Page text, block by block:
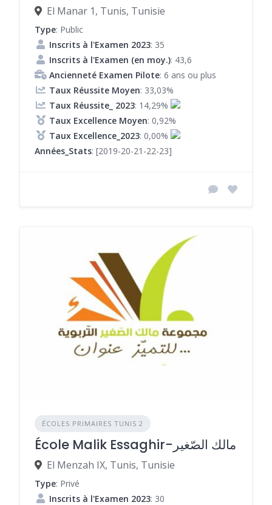
El Manar 1, Tunis, Tunisie
Type: Public
Inscrits à l'Examen 2023: 35
Inscrits à l'Examen (en moy.): 43,6
Ancienneté Examen Pilote: 6 ans ou plus
Taux Réussite Moyen: 33,03%
Taux Réussite_ 2023: 14,29%
Taux Excellence Moyen: 0,92%
Taux Excellence_2023: 0,00%
Années_Stats: [2019-20-21-22-23]
ÉCOLES PRIMAIRES TUNIS 2
École Malik Essaghir-مالك الصّغير
El Menzah IX, Tunis, Tunisie
Type: Privé
Inscrits à l'Examen 2023: 30